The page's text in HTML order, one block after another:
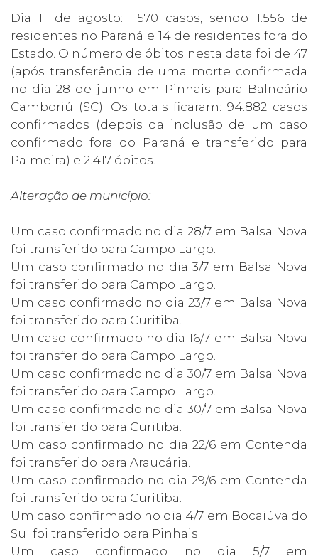
Dia 11 de agosto: 1.570 casos, sendo 1.556 de
residentes no Paraná e 14 de residentes fora do
Estado. O número de óbitos nesta data foi de 47
(após transferência de uma morte confirmada
no dia 28 de junho em Pinhais para Balneário
Camboriú (SC). Os totais ficaram: 94.882 casos
confirmados (depois da inclusão de um caso
confirmado fora do Paraná e transferido para
Palmeira) e 2.417 óbitos.
Alteração de município:
Um caso confirmado no dia 28/7 em Balsa Nova
foi transferido para Campo Largo.
Um caso confirmado no dia 3/7 em Balsa Nova
foi transferido para Campo Largo.
Um caso confirmado no dia 23/7 em Balsa Nova
foi transferido para Curitiba.
Um caso confirmado no dia 16/7 em Balsa Nova
foi transferido para Campo Largo.
Um caso confirmado no dia 30/7 em Balsa Nova
foi transferido para Campo Largo.
Um caso confirmado no dia 30/7 em Balsa Nova
foi transferido para Curitiba.
Um caso confirmado no dia 22/6 em Contenda
foi transferido para Araucária.
Um caso confirmado no dia 29/6 em Contenda
foi transferido para Curitiba.
Um caso confirmado no dia 4/7 em Bocaiúva do
Sul foi transferido para Pinhais.
Um caso confirmado no dia 5/7 em